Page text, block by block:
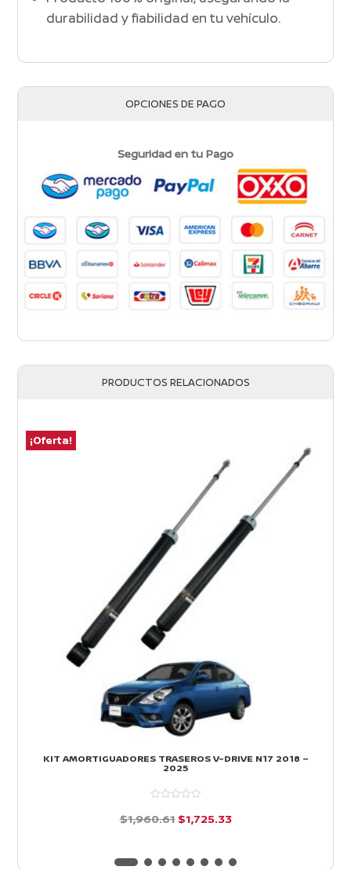
durabilidad y fiabilidad en tu vehículo.
OPCIONES DE PAGO
Seguridad en tu Pago
PRODUCTOS RELACIONADOS
¡Oferta!
KIT AMORTIGUADORES TRASEROS V-DRIVE N17 2018 –
2025
5
$1,960.61 El
original
$1,725.33El
actual